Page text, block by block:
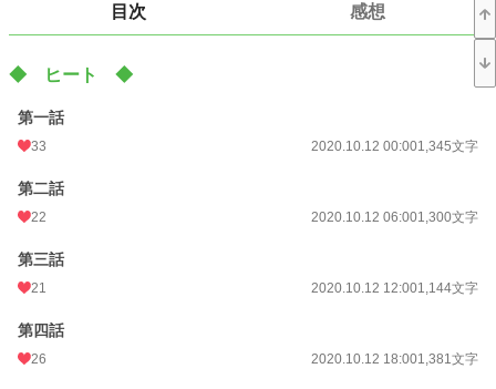
213
24h.ポイント
更新日時
初回公開日時
初回完結日時
週間ポイント
月間ポイント
年間ポイント
目次 感想
◆ ヒート ◆
第一話
33 2020.10.12 00:001,345文字
第二話
22 2020.10.12 06:001,300文字
第三話
21 2020.10.12 12:001,144文字
第四話
26 2020.10.12 18:001,381文字